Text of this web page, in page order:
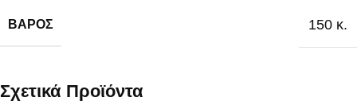
ΒΆΡΟΣ 150 κ.
Σχετικά Προϊόντα